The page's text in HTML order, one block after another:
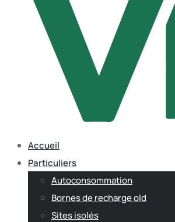
Accueil
Particuliers
Autoconsommation
Bornes de recharge old
Sites isolés